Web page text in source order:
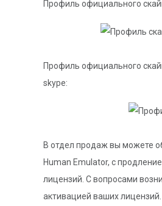
Профиль официального
Профиль официального
skype:
В отдел продаж вы можете
Human Emulator, с
лицензий. C вопросами
активацией ваших лицензий.